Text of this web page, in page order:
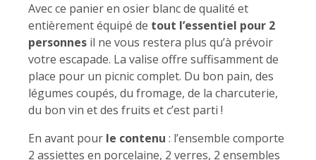
Avec ce panier en osier blanc de qualité et
entièrement équipé de tout l’essentiel pour 2
personnes il ne vous restera plus qu’à prévoir
votre escapade. La valise offre suffisamment de
place pour un picnic complet. Du bon pain, des
légumes coupés, du fromage, de la charcuterie,
du bon vin et des fruits et c’est parti !
En avant pour le contenu : l’ensemble comporte
2 assiettes en porcelaine, 2 verres, 2 ensembles